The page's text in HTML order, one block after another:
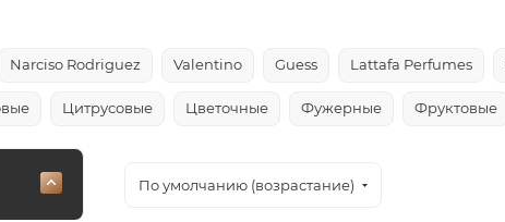
Narciso Rodriguez Valentino Guess Lattafa Perfumes
Цитрусовые Цветочные Фужерные Фруктовые
По умолчанию (возрастание)